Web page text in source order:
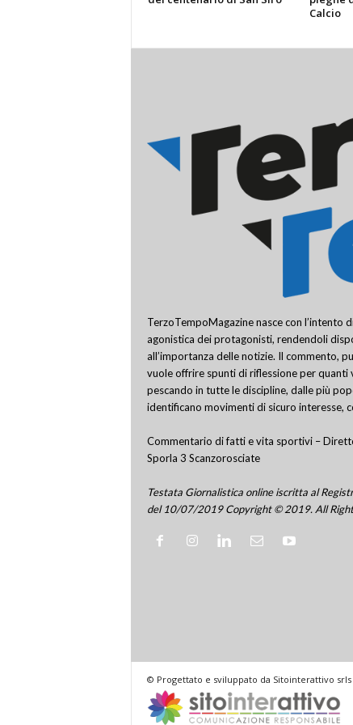
Calcio
TerzoTempoMagazine nasce con
agonistica dei protagonisti, rendendoli
all’importanza delle notizie. Il commento,
vuole offrire spunti di riflessione per quanti
pescando in tutte le discipline, dalle più
identificano movimenti di sicuro interesse,
Commentario di fatti e vita sportivi –
Sporla 3 Scanzorosciate
Testata Giornalistica online iscritta al
del 10/07/2019 Copyright © 2019. All
© Progettato e sviluppato da Sitointerattivo srls